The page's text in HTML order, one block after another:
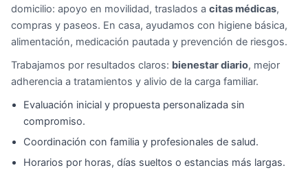
domicilio: apoyo en movilidad, traslados a citas médicas,
compras y paseos. En casa, ayudamos con higiene básica,
alimentación, medicación pautada y prevención de riesgos.
Trabajamos por resultados claros: bienestar diario, mejor
adherencia a tratamientos y alivio de la carga familiar.
Evaluación inicial y propuesta personalizada sin
compromiso.
Coordinación con familia y profesionales de salud.
Horarios por horas, días sueltos o estancias más largas.